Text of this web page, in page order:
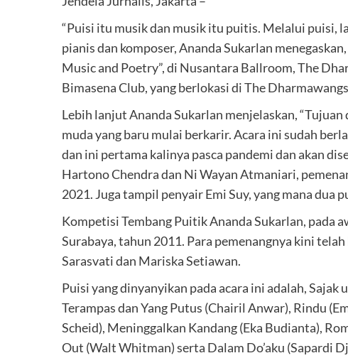
“Puisi itu musik dan musik itu puitis. Melalui puisi,
pianis dan komposer, Ananda Sukarlan
Music and Poetry”, di Nusantara Ballroom, The
Bimasena Club, yang berlokasi di The
Lebih lanjut Ananda Sukarlan menjelaskan,
muda yang baru mulai berkarir. Acara ini sudah
dan ini pertama kalinya pasca pandemi dan akan
Hartono Chendra dan Ni Wayan Atmaniari,
2021. Juga tampil penyair Emi Suy, yang mana dua
Kompetisi Tembang Puitik Ananda Sukarlan, pada
Surabaya, tahun 2011. Para pemenangnya kini
Sarasvati dan Mariska Setiawan.
Puisi yang dinyanyikan pada acara ini adalah,
Terampas dan Yang Putus (Chairil Anwar), Rindu
Scheid), Meninggalkan Kandang (Eka Budianta),
Out (Walt Whitman) serta Dalam Do’aku (Sapardi